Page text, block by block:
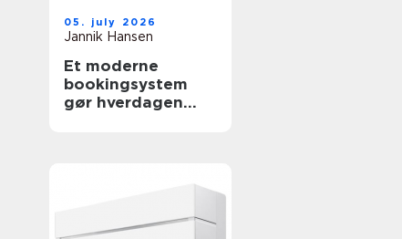
05. july 2026
Jannik Hansen
Et moderne
bookingsystem
gør hverdagen